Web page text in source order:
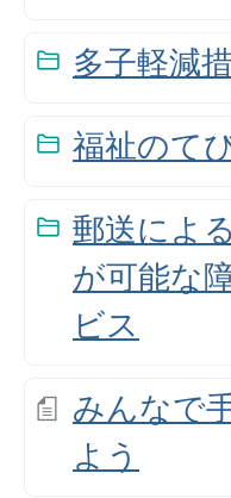
多子軽減
福祉のて
郵送によ
が可能な
ビス
みんなで
よう